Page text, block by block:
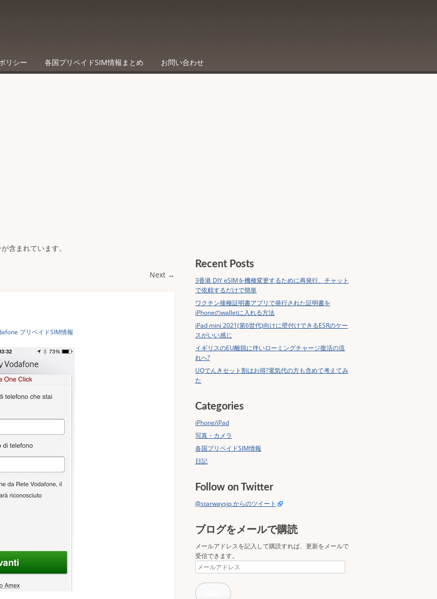
リシー 各国プリペイドSIM情報まとめ お問い合わせ
含まれています。
Next →
プリペイドSIM情報
Recent Posts
3香港 DIY eSIMを機種変更するために再発行、チャット
で依頼するだけで簡単
ワクチン接種証明書アプリで発行された証明書を
iPhoneのwalletに入れる方法
iPad mini 2021(第6世代)向けに壁付けできるESRのケー
スがいい感じ
イギリスのEU離脱に伴いローミングチャージ復活の流
れへ?
UQでんきセット割はお得?電気代の方も含めて考えてみ
た
Categories
iPhone/iPad
写真・カメラ
各国プリペイドSIM情報
日記
Follow on Twitter
@starwaysjp からのツイート
ブログをメールで購読
メールアドレスを記入して購読すれば、更新をメールで
受信できます。
メ
ー
ル
ア